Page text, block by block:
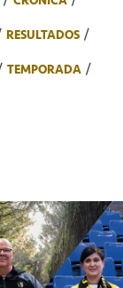
RESULTADOS
TEMPORADA